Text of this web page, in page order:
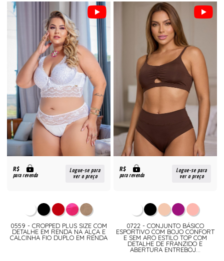
R$
para revenda
Logue-se para
ver o preço
0559 - CROPPED PLUS SIZE COM
DETALHE EM RENDA NA ALÇA E
CALCINHA FIO DUPLO EM RENDA
R$
para revenda
Logue-se para
ver o preço
0722 - CONJUNTO BÁSICO
ESPORTIVO COM BOJO CONFORT
E SEM ARO ESTILO TOP COM
DETALHE DE FRANZIDO E
ABERTURA ENTREBOJ...